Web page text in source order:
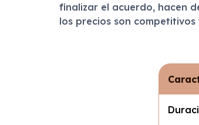
finalizar el acuerdo, hacen
los precios son